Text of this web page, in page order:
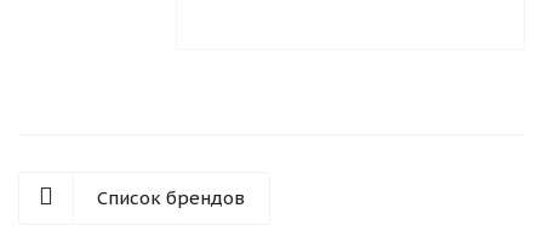
Список брендов